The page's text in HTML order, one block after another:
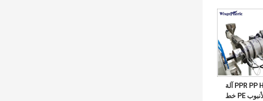
PPR PP HDPE آلة
بثق الأنبوب PE خط